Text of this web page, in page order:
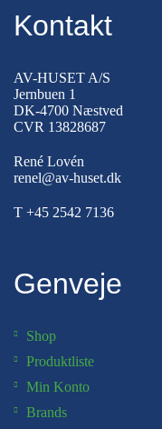
Kontakt
AV-HUSET A/S
Jernbuen 1
DK-4700 Næstved
CVR 13828687
René Lovén
renel@av-huset.dk
T +45 2542 7136
Genveje
Shop
Produktliste
Min Konto
Brands